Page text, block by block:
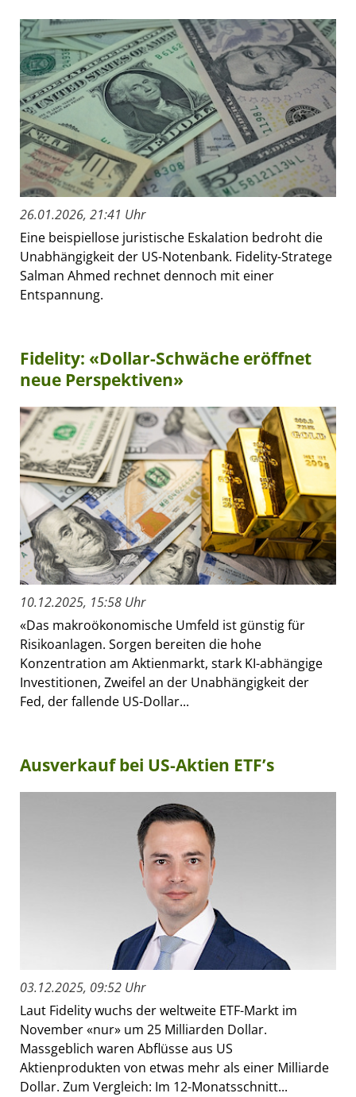
26.01.2026, 21:41 Uhr
Eine beispiellose juristische Eskalation bedroht die
Unabhängigkeit der US-Notenbank. Fidelity-Stratege
Salman Ahmed rechnet dennoch mit einer
Entspannung.
Fidelity: «Dollar-Schwäche eröffnet
neue Perspektiven»
10.12.2025, 15:58 Uhr
«Das makroökonomische Umfeld ist günstig für
Risikoanlagen. Sorgen bereiten die hohe
Konzentration am Aktienmarkt, stark KI-abhängige
Investitionen, Zweifel an der Unabhängigkeit der
Fed, der fallende US-Dollar...
Ausverkauf bei US-Aktien ETF’s
03.12.2025, 09:52 Uhr
Laut Fidelity wuchs der weltweite ETF-Markt im
November «nur» um 25 Milliarden Dollar.
Massgeblich waren Abflüsse aus US
Aktienprodukten von etwas mehr als einer Milliarde
Dollar. Zum Vergleich: Im 12-Monatsschnitt...